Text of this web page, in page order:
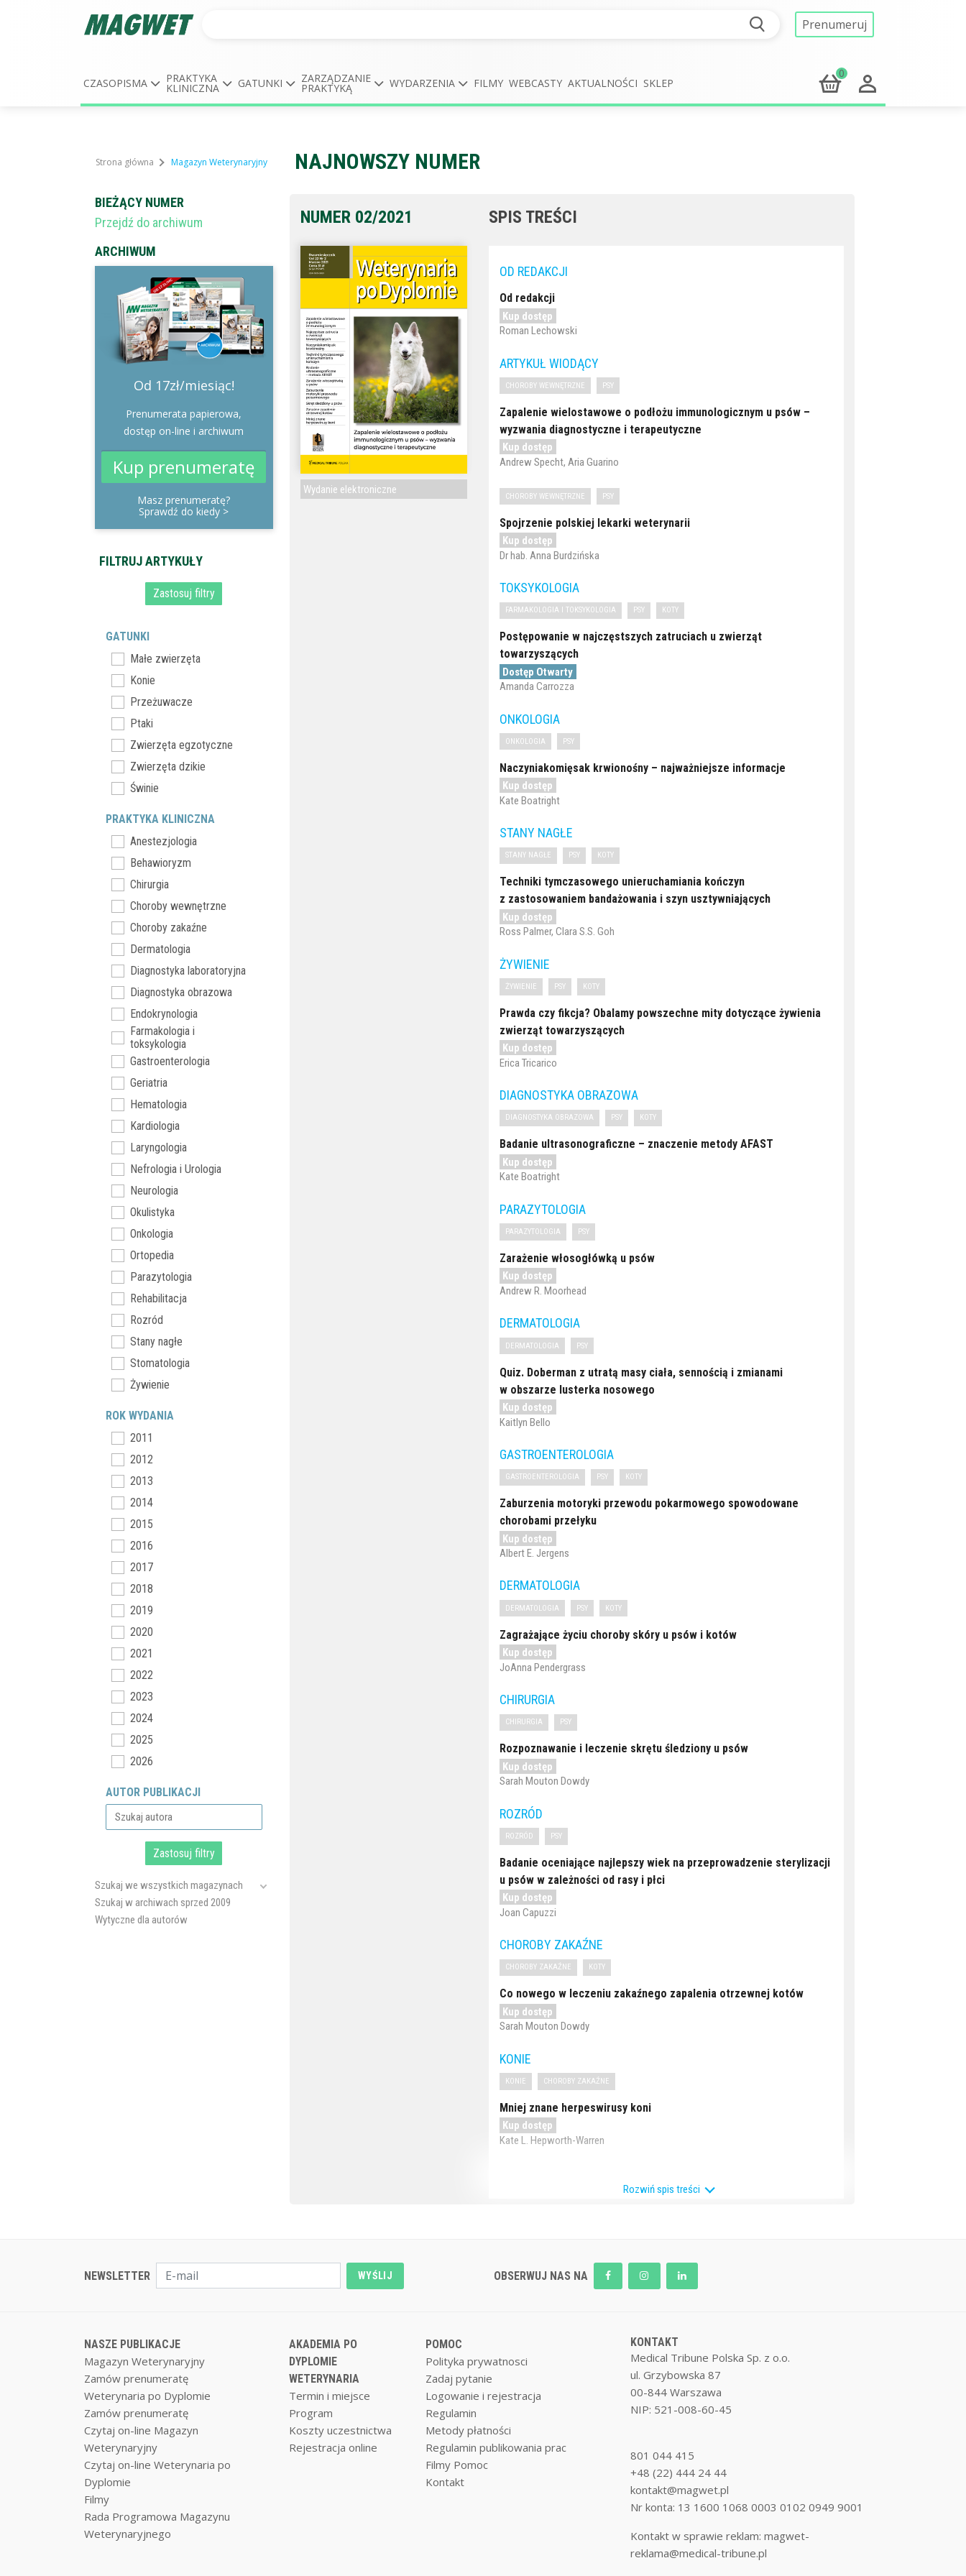
Prenumeruj
CZASOPISMA PRAKTYKA
KLINICZNA GATUNKI ZARZĄDZANIE
PRAKTYKĄ WYDARZENIA FILMY WEBCASTY AKTUALNOŚCI SKLEP
0
Strona główna Magazyn Weterynaryjny NAJNOWSZY NUMER
BIEŻĄCY NUMER
Przejdź do archiwum
ARCHIWUM
Od 17zł/miesiąc!
Prenumerata papierowa,
dostęp on-line i archiwum
Kup prenumeratę
Masz prenumeratę?
Sprawdź do kiedy >
GATUNKI
Małe zwierzęta
Konie
Przeżuwacze
Ptaki
Zwierzęta egzotyczne
Zwierzęta dzikie
Świnie
PRAKTYKA KLINICZNA
Anestezjologia
Behawioryzm
Chirurgia
Choroby wewnętrzne
Choroby zakaźne
Dermatologia
Diagnostyka laboratoryjna
Diagnostyka obrazowa
Endokrynologia
Farmakologia i
toksykologia
Gastroenterologia
Geriatria
Hematologia
Kardiologia
Laryngologia
Nefrologia i Urologia
Neurologia
Okulistyka
Onkologia
Ortopedia
Parazytologia
Rehabilitacja
Rozród
Stany nagłe
Stomatologia
Żywienie
ROK WYDANIA
2011
2012
2013
2014
2015
2016
2017
2018
2019
2020
2021
2022
2023
2024
2025
2026
AUTOR PUBLIKACJI
Szukaj we wszystkich magazynach
Szukaj w archiwach sprzed 2009
Wytyczne dla autorów
NUMER 02/2021
Wydanie elektroniczne
SPIS TREŚCI
OD REDAKCJI
Od redakcji
Kup dostęp
Roman Lechowski
ARTYKUŁ WIODĄCY
CHOROBY WEWNĘTRZNE PSY
Zapalenie wielostawowe o podłożu immunologicznym u psów –
wyzwania diagnostyczne i terapeutyczne
Kup dostęp
Andrew Specht, Aria Guarino
CHOROBY WEWNĘTRZNE PSY
Spojrzenie polskiej lekarki weterynarii
Kup dostęp
Dr hab. Anna Burdzińska
TOKSYKOLOGIA
FARMAKOLOGIA I TOKSYKOLOGIA PSY KOTY
Postępowanie w najczęstszych zatruciach u zwierząt
towarzyszących
Dostęp Otwarty
Amanda Carrozza
ONKOLOGIA
ONKOLOGIA PSY
Naczyniakomięsak krwionośny – najważniejsze informacje
Kup dostęp
Kate Boatright
STANY NAGŁE
STANY NAGŁE PSY KOTY
Techniki tymczasowego unieruchamiania kończyn
z zastosowaniem bandażowania i szyn usztywniających
Kup dostęp
Ross Palmer, Clara S.S. Goh
ŻYWIENIE
ŻYWIENIE PSY KOTY
Prawda czy fikcja? Obalamy powszechne mity dotyczące żywienia
zwierząt towarzyszących
Kup dostęp
Erica Tricarico
DIAGNOSTYKA OBRAZOWA
DIAGNOSTYKA OBRAZOWA PSY KOTY
Badanie ultrasonograficzne – znaczenie metody AFAST
Kup dostęp
Kate Boatright
PARAZYTOLOGIA
PARAZYTOLOGIA PSY
Zarażenie włosogłówką u psów
Kup dostęp
Andrew R. Moorhead
DERMATOLOGIA
DERMATOLOGIA PSY
Quiz. Doberman z utratą masy ciała, sennością i zmianami
w obszarze lusterka nosowego
Kup dostęp
Kaitlyn Bello
GASTROENTEROLOGIA
GASTROENTEROLOGIA PSY KOTY
Zaburzenia motoryki przewodu pokarmowego spowodowane
chorobami przełyku
Kup dostęp
Albert E. Jergens
DERMATOLOGIA
DERMATOLOGIA PSY KOTY
Zagrażające życiu choroby skóry u psów i kotów
Kup dostęp
JoAnna Pendergrass
CHIRURGIA
CHIRURGIA PSY
Rozpoznawanie i leczenie skrętu śledziony u psów
Kup dostęp
Sarah Mouton Dowdy
ROZRÓD
ROZRÓD PSY
Badanie oceniające najlepszy wiek na przeprowadzenie sterylizacji
u psów w zależności od rasy i płci
Kup dostęp
Joan Capuzzi
CHOROBY ZAKAŹNE
CHOROBY ZAKAŹNE KOTY
Co nowego w leczeniu zakaźnego zapalenia otrzewnej kotów
Kup dostęp
Sarah Mouton Dowdy
KONIE
KONIE CHOROBY ZAKAŹNE
Mniej znane herpeswirusy koni
Kup dostęp
Kate L. Hepworth-Warren
Rozwiń spis treści
NEWSLETTER WYŚLIJ OBSERWUJ NAS NA
NASZE PUBLIKACJE
Magazyn Weterynaryjny
Zamów prenumeratę
Weterynaria po Dyplomie
Zamów prenumeratę
Czytaj on-line Magazyn
Weterynaryjny
Czytaj on-line Weterynaria po
Dyplomie
Filmy
Rada Programowa Magazynu
Weterynaryjnego
AKADEMIA PO
DYPLOMIE
WETERYNARIA
Termin i miejsce
Program
Koszty uczestnictwa
Rejestracja online
POMOC
Polityka prywatnosci
Zadaj pytanie
Logowanie i rejestracja
Regulamin
Metody płatności
Regulamin publikowania prac
Filmy Pomoc
Kontakt
KONTAKT
Medical Tribune Polska Sp. z o.o.
ul. Grzybowska 87
00-844 Warszawa
NIP: 521-008-60-45
801 044 415
+48 (22) 444 24 44
kontakt@magwet.pl
Nr konta: 13 1600 1068 0003 0102 0949 9001
Kontakt w sprawie reklam: magwet-
reklama@medical-tribune.pl